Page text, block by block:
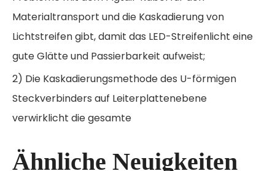
Materialtransport und die Kaskadierung von
Lichtstreifen gibt, damit das LED-Streifenlicht eine
gute Glätte und Passierbarkeit aufweist;
2) Die Kaskadierungsmethode des U-förmigen
Steckverbinders auf Leiterplattenebene
verwirklicht die gesamte
elektrischen Komponenten ohne Handschweißen;
Ähnliche Neuigkeiten